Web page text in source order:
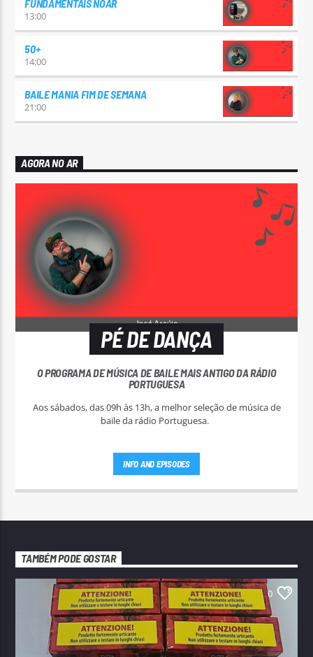
FUNDAMENTAIS NOAR
13:00
50+
14:00
BAILE MANIA FIM DE SEMANA
21:00
AGORA NO AR
PÉ DE DANÇA
O PROGRAMA DE MÚSICA DE BAILE MAIS ANTIGO DA RÁDIO
PORTUGUESA
Aos sábados, das 09h às 13h, a melhor seleção de música de
INFO AND EPISODES
TAMBÉM PODE GOSTAR
0